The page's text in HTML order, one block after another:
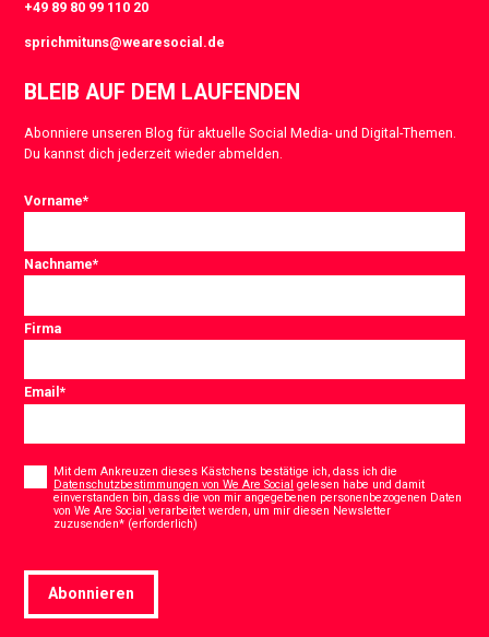
+49 89 80 99 110 20
sprichmituns@wearesocial.de
BLEIB AUF DEM LAUFENDEN
Abonniere unseren Blog für aktuelle Social Media- und Digital-Themen.
Du kannst dich jederzeit wieder abmelden.
Vorname*
Nachname*
Firma
Email*
Consent
Mit dem Ankreuzen dieses Kästchens bestätige ich, dass ich die
Datenschutzbestimmungen von We Are Social gelesen habe und damit
einverstanden bin, dass die von mir angegebenen personenbezogenen Daten
von We Are Social verarbeitet werden, um mir diesen Newsletter
zuzusenden* (erforderlich)
Abonnieren